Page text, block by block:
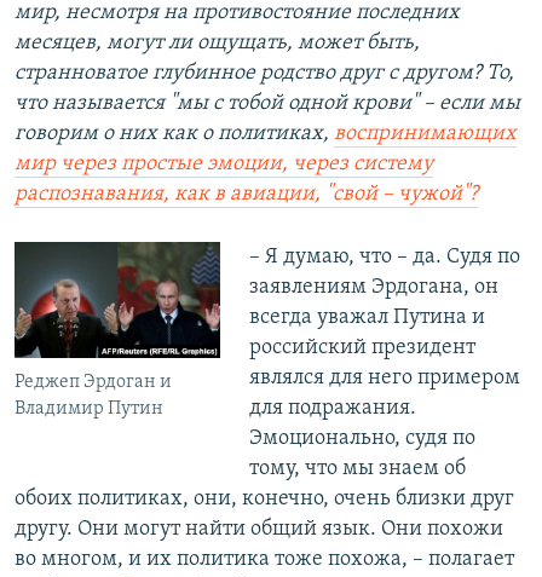
мир, несмотря на противостояние последних
месяцев, могут ли ощущать, может быть,
странноватое глубинное родство друг с другом? То,
что называется "мы с тобой одной крови" – если мы
говорим о них как о политиках, воспринимающих
мир через простые эмоции, через систему
распознавания, как в авиации, "свой – чужой"?
Реджеп Эрдоган и
Владимир Путин
– Я думаю, что – да. Судя по
заявлениям Эрдогана, он
всегда уважал Путина и
российский президент
являлся для него примером
для подражания.
Эмоционально, судя по
тому, что мы знаем об
обоих политиках, они, конечно, очень близки друг
другу. Они могут найти общий язык. Они похожи
во многом, и их политика тоже похожа, – полагает